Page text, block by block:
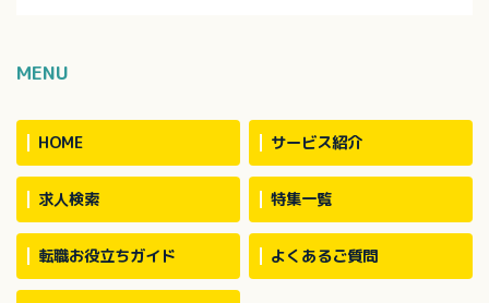
MENU
HOME サービス紹介
求人検索 特集一覧
転職お役立ちガイド よくあるご質問